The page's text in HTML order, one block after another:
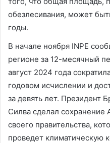
обезлесивания, может
годы.
В начале ноября INPE
регионе за 12-месячный
август 2024 года
годовом исчислении и
за девять лет. Президент
Силва сделал сохранение
своего правительства,
проведет климатическую